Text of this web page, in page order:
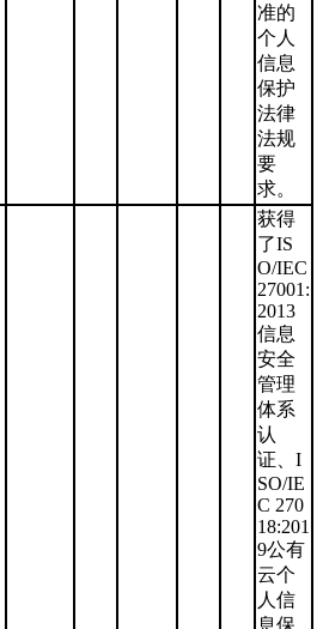
准的
个人
信息
保护
法律
法规
要
求。
获得
了IS
O/IEC
27001:
2013
信息
安全
管理
体系
认
证、I
SO/IE
C 270
18:201
9公有
云个
人信